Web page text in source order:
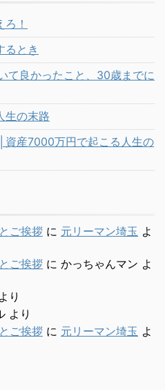
！
るとき
て良かったこと、30歳までに
生の末路
資産7000万円で起こる人生の
ご挨拶 に 元リーマン埼玉 よ
ご挨拶 に かっちゃんマン よ
より
より
ご挨拶 に 元リーマン埼玉 よ